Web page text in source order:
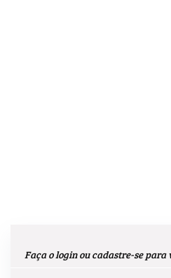
Faça o login ou cadastre-se para